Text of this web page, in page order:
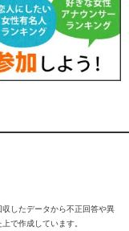
したデータから不正回答や異
で作成しています。